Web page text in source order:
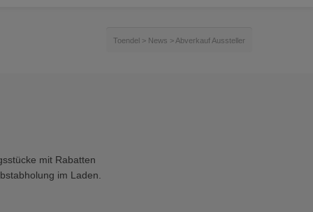
Toendel > News > Abverkauf Aussteller
mit Rabatten
im Laden.